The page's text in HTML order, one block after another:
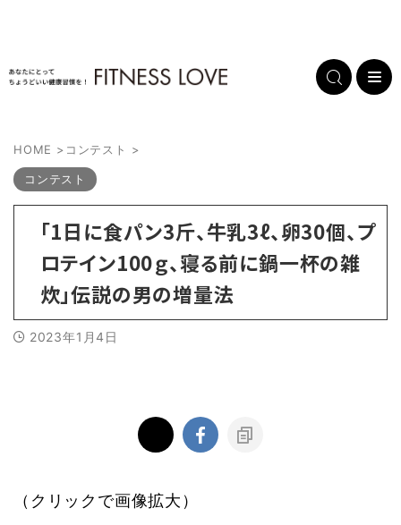
HOME > コンテスト >
コンテスト
「1日に食パン3斤、牛乳3ℓ、卵30個、プ
ロテイン100ｇ、寝る前に鍋一杯の雑
炊」伝説の男の増量法
2023年1月4日
（クリックで画像拡大）